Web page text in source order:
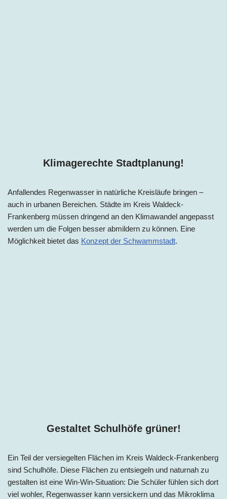
Klimagerechte Stadtplanung!
Anfallendes Regenwasser in natürliche Kreisläufe bringen –
auch in urbanen Bereichen. Städte im Kreis Waldeck-
Frankenberg müssen dringend an den Klimawandel angepasst
werden um die Folgen besser abmildern zu können. Eine
Möglichkeit bietet das Konzept der Schwammstadt.
Gestaltet Schulhöfe grüner!
Ein Teil der versiegelten Flächen im Kreis Waldeck-Frankenberg
sind Schulhöfe. Diese Flächen zu entsiegeln und naturnah zu
gestalten ist eine Win-Win-Situation: Die Schüler fühlen sich dort
viel wohler, Regenwasser kann versickern und das Mikroklima